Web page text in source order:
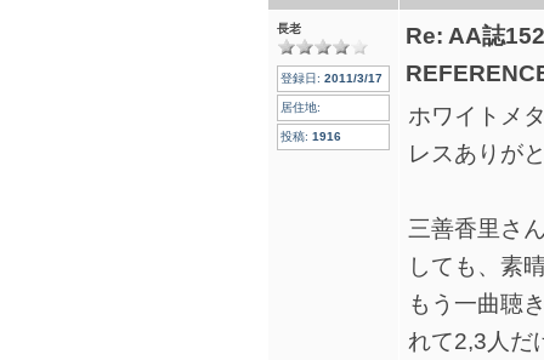
長老
登録日: 2011/3/17
居住地:
投稿: 1916
Re: AA誌
ホワイトメ
レスありが
三善香里さ
しても、素
もう一曲聴
れて2,3人だ